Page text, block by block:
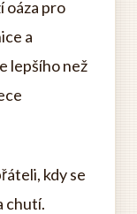
oáza pro
a
lepšího než
kdy se
chutí.